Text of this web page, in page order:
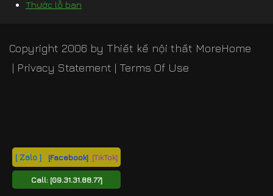
[ Zalo ] [Facebook] [TikTok]
Call: [09.31.31.88.77]
Thước lỗ ban
Copyright 2006 by Thiết kế nội thất MoreHome
| Privacy Statement | Terms Of Use